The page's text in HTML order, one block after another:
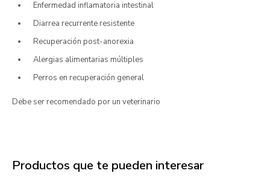
Enfermedad inflamatoria intestinal
Diarrea recurrente resistente
Recuperación post-anorexia
Alergias alimentarias múltiples
Perros en recuperación general
Debe ser recomendado por un veterinario
Productos que te pueden interesar